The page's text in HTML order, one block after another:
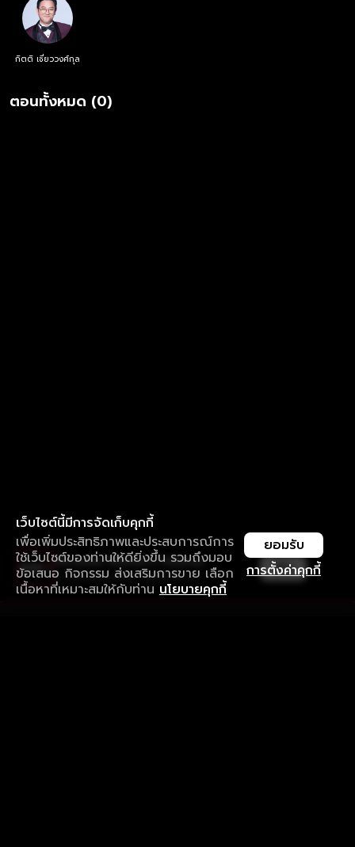
กิตติ เชี่ยววงศ์กุล
ตอนทั้งหมด (0)
เว็บไซต์นี้มีการจัดเก็บคุกกี้
เพื่อเพิ่มประสิทธิภาพและประสบการณ์การ
ใช้เว็บไซต์ของท่านให้ดียิ่งขึ้น รวมถึงมอบ
ข้อเสนอ กิจกรรม ส่งเสริมการขาย เลือก
เนื้อหาที่เหมาะสมให้กับท่าน นโยบายคุกกี้
การตั้งค่าคุกกี้
ยอมรับ
ใช้งานแอป ลื่นไหลกว่า ไม่มีสะดุด
ดาวน์โหลดแอปเพื่อการรับชมที่ดีกว่า เปิด